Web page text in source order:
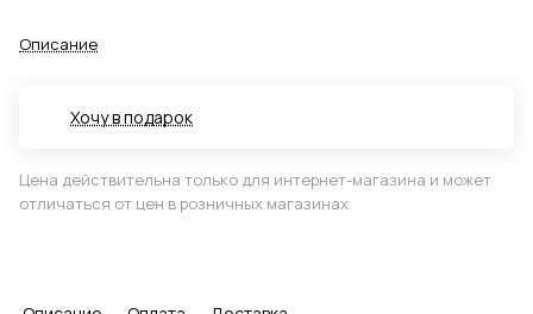
Описание
Хочу в подарок
Цена действительна только для интернет-магазина и может
отличаться от цен в розничных магазинах